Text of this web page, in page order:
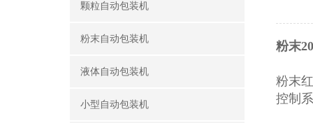
颗粒自动包装机
粉末自动包装机
液体自动包装机
小型自动包装机
粉末
粉末
控制